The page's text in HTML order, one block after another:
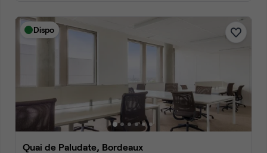
Dispo
Quai de Paludate, Bordeaux